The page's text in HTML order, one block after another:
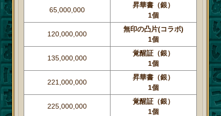
65,000,000
昇華書（銀）
1個
120,000,000
無印の凸片(コラボ)
1個
135,000,000
覚醒証（銀）
1個
221,000,000
昇華書（銀）
1個
225,000,000
覚醒証（銀）
1個